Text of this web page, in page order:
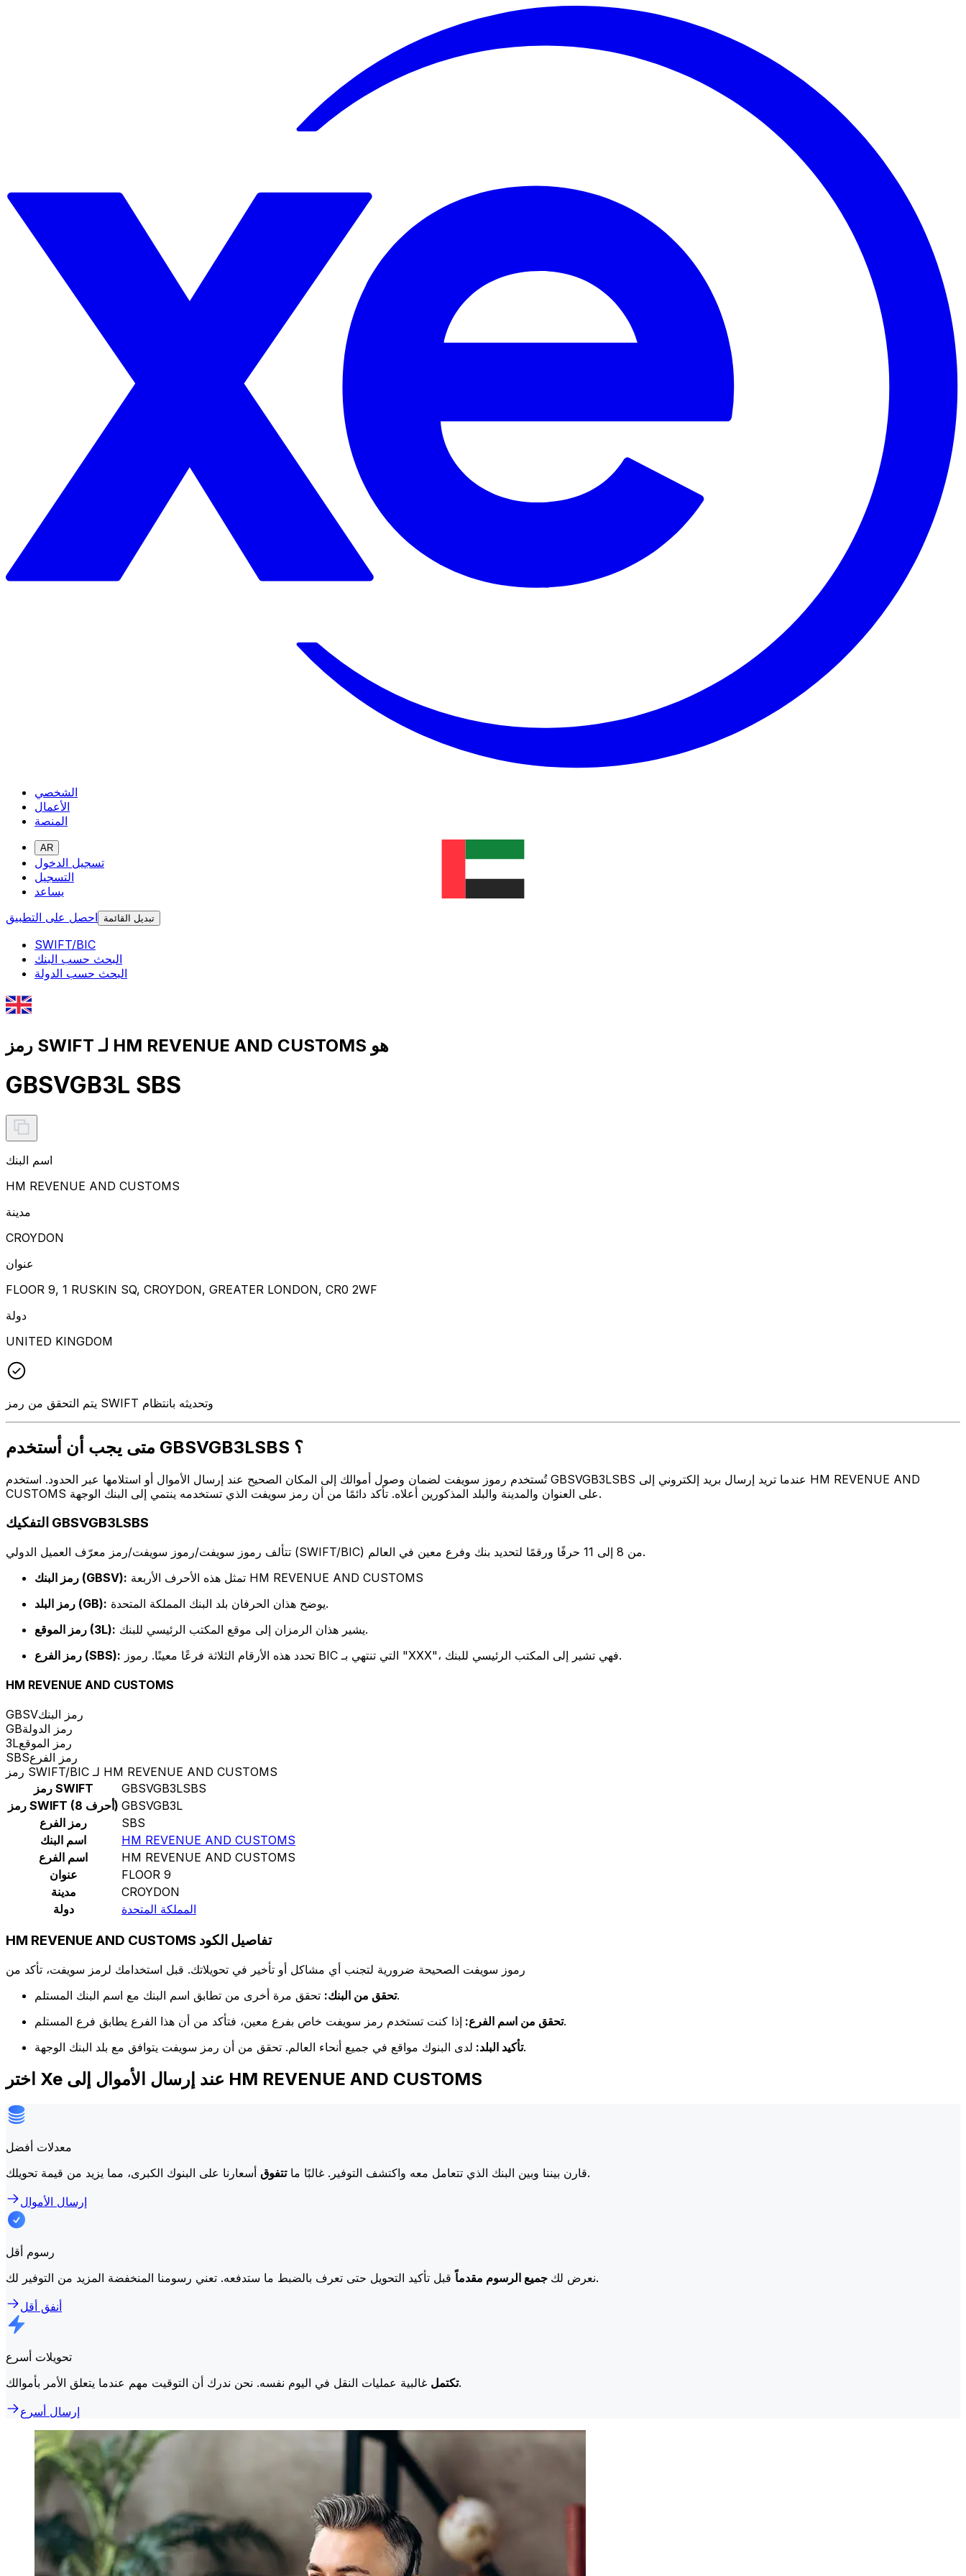
الشخصي
الأعمال
المنصة
AR
تسجيل الدخول
التسجيل
يساعد
احصل على التطبيق
تبديل القائمة
SWIFT/BIC
البحث حسب البنك
البحث حسب الدولة
رمز SWIFT لـ HM REVENUE AND CUSTOMS هو
GBSVGB3L SBS
اسم البنك
HM REVENUE AND CUSTOMS
مدينة
CROYDON
عنوان
FLOOR 9, 1 RUSKIN SQ, CROYDON, GREATER LONDON, CR0 2WF
دولة
UNITED KINGDOM
يتم التحقق من رمز SWIFT وتحديثه بانتظام
متى يجب أن أستخدم GBSVGB3LSBS ؟
تُستخدم رموز سويفت لضمان وصول أموالك إلى المكان الصحيح عند إرسال الأموال أو استلامها عبر الحدود. استخدم GBSVGB3LSBS عندما تريد إرسال بريد إلكتروني إلى HM REVENUE AND
CUSTOMS على العنوان والمدينة والبلد المذكورين أعلاه. تأكد دائمًا من أن رمز سويفت الذي تستخدمه ينتمي إلى البنك الوجهة.
التفكيك GBSVGB3LSBS
تتألف رموز سويفت/رموز سويفت/رمز معرّف العميل الدولي (SWIFT/BIC) من 8 إلى 11 حرفًا ورقمًا لتحديد بنك وفرع معين في العالم.
رمز البنك (GBSV):
تمثل هذه الأحرف الأربعة HM REVENUE AND CUSTOMS
رمز البلد (GB):
يوضح هذان الحرفان بلد البنك المملكة المتحدة.
رمز الموقع (3L):
يشير هذان الرمزان إلى موقع المكتب الرئيسي للبنك.
رمز الفرع (SBS):
تحدد هذه الأرقام الثلاثة فرعًا معينًا. رموز BIC التي تنتهي بـ "XXX"، فهي تشير إلى المكتب الرئيسي للبنك.
HM REVENUE AND CUSTOMS
GBSVرمز البنك
GBرمز الدولة
3Lرمز الموقع
SBSرمز الفرع
رمز SWIFT/BIC لـ HM REVENUE AND CUSTOMS
رمز SWIFT
GBSVGB3LSBS
رمز SWIFT (8 أحرف) GBSVGB3L
رمز الفرع
SBS
اسم البنك
HM REVENUE AND CUSTOMS
اسم الفرع
HM REVENUE AND CUSTOMS
عنوان
FLOOR 9
مدينة
CROYDON
دولة
المملكة المتحدة
HM REVENUE AND CUSTOMS تفاصيل الكود
رموز سويفت الصحيحة ضرورية لتجنب أي مشاكل أو تأخير في تحويلاتك. قبل استخدامك لرمز سويفت، تأكد من
تحقق من البنك:تحقق مرة أخرى من تطابق اسم البنك مع اسم البنك المستلم.
تحقق من اسم الفرع:إذا كنت تستخدم رمز سويفت خاص بفرع معين، فتأكد من أن هذا الفرع يطابق فرع المستلم.
تأكيد البلد:لدى البنوك مواقع في جميع أنحاء العالم. تحقق من أن رمز سويفت يتوافق مع بلد البنك الوجهة.
اختر Xe عند إرسال الأموال إلى HM REVENUE AND CUSTOMS
معدلات أفضل
قارن بيننا وبين البنك الذي تتعامل معه واكتشف التوفير. غالبًا ماتتفوق
أسعارنا على البنوك الكبرى، مما يزيد من قيمة تحويلك.
إرسال الأموال
رسوم أقل
نعرض لك جميع الرسوم مقدماً
قبل تأكيد التحويل حتى تعرف بالضبط ما ستدفعه. تعني رسومنا المنخفضة المزيد من التوفير لك.
أنفق أقل
تحويلات أسرع
تكتملغالبية عمليات النقل في اليوم نفسه. نحن ندرك أن التوقيت مهم عندما يتعلق الأمر بأموالك.
إرسال أسرع